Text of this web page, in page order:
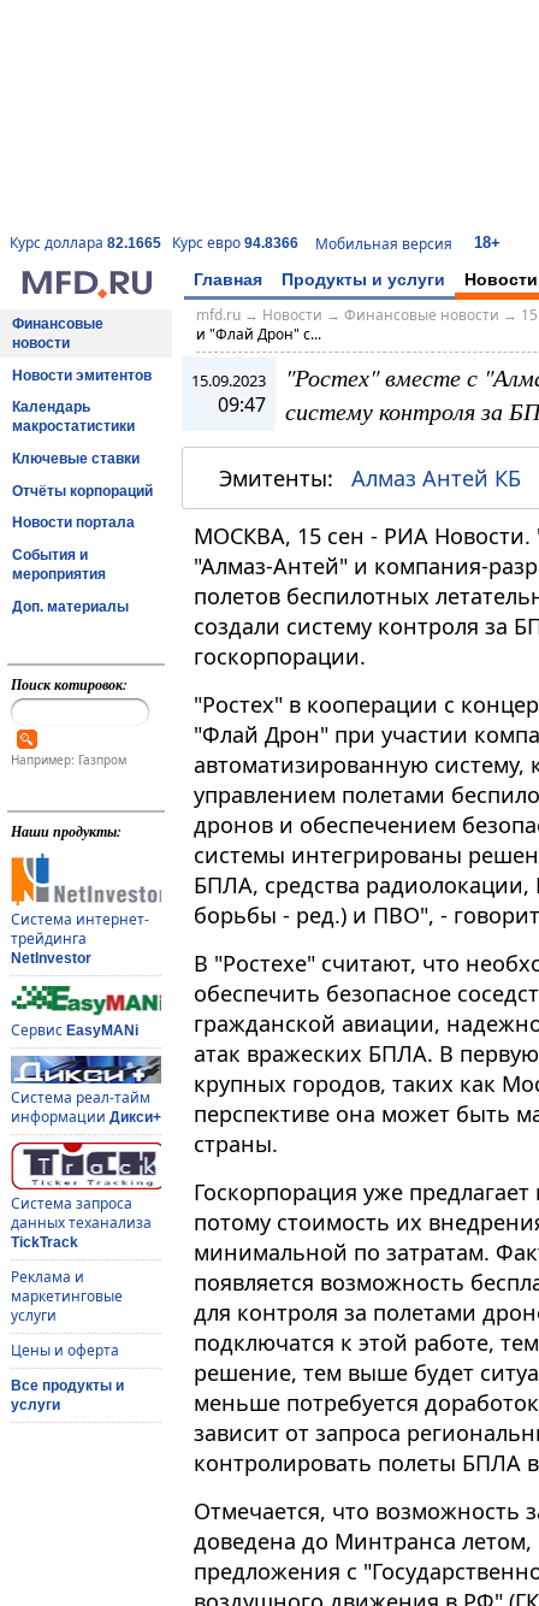
Курс доллара 82.1665 Курс евро 94.8366 Мобильная версия 18+
Главная Продукты и услуги Новости
Финансовые
новости
Новости эмитентов
Календарь
макростатистики
Ключевые ставки
Отчёты корпораций
Новости портала
События и
мероприятия
Доп. материалы
Поиск котировок:
Например: Газпром
Наши продукты:
Система интернет-
трейдинга
NetInvestor
Сервис EasyMANi
Система реал-тайм
информации Дикси+
Система запроса
данных теханализа
TickTrack
Реклама и
маркетинговые
услуги
Цены и оферта
Все продукты и
услуги
mfd.ru→ Новости → Финансовые новости →
и "Флай Дрон" с...
15.09.2023
09:47
"Ростех" вместе с
систему контроля за
Эмитенты: Алмаз Антей КБ
МОСКВА, 15 сен - РИА Новости.
"Алмаз-Антей" и компания-
полетов беспилотных
создали систему контроля за
госкорпорации.
"Ростех" в кооперации с
"Флай Дрон" при участии
автоматизированную
управлением полетами
дронов и обеспечением
системы интегрированы
БПЛА, средства радиолокации,
борьбы - ред.) и ПВО", -
В "Ростехе" считают, что
обеспечить безопасное
гражданской авиации,
атак вражеских БПЛА. В
крупных городов, таких как
перспективе она может быть
страны.
Госкорпорация уже
потому стоимость их
минимальной по затратам.
появляется возможность
для контроля за полетами
подключатся к этой работе,
решение, тем выше будет
меньше потребуется
зависит от запроса
контролировать полеты БПЛА
Отмечается, что возможность
доведена до Минтранса
предложения с